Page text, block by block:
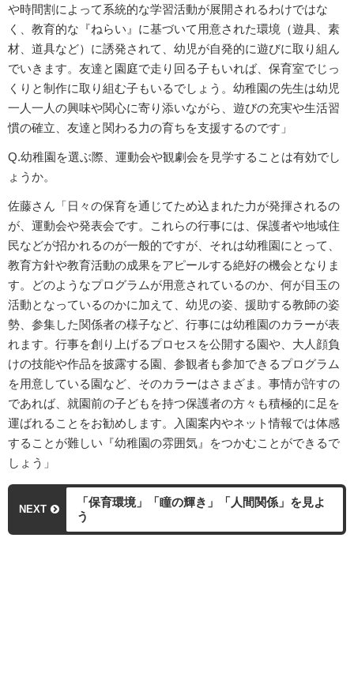
や時間割によって系統的な学習活動が展開されるわけではな
く、教育的な『ねらい』に基づいて用意された環境（遊具、素
材、道具など）に誘発されて、幼児が自発的に遊びに取り組ん
でいきます。友達と園庭で走り回る子もいれば、保育室でじっ
くりと制作に取り組む子もいるでしょう。幼稚園の先生は幼児
一人一人の興味や関心に寄り添いながら、遊びの充実や生活習
慣の確立、友達と関わる力の育ちを支援するのです」
Q.幼稚園を選ぶ際、運動会や観劇会を見学することは有効でし
ょうか。
佐藤さん「日々の保育を通じてため込まれた力が発揮されるの
が、運動会や発表会です。これらの行事には、保護者や地域住
民などが招かれるのが一般的ですが、それは幼稚園にとって、
教育方針や教育活動の成果をアピールする絶好の機会となりま
す。どのようなプログラムが用意されているのか、何が目玉の
活動となっているのかに加えて、幼児の姿、援助する教師の姿
勢、参集した関係者の様子など、行事には幼稚園のカラーが表
れます。行事を創り上げるプロセスを公開する園や、大人顔負
けの技能や作品を披露する園、参観者も参加できるプログラム
を用意している園など、そのカラーはさまざま。事情が許すの
であれば、就園前の子どもを持つ保護者の方々も積極的に足を
運ばれることをお勧めします。入園案内やネット情報では体感
することが難しい『幼稚園の雰囲気』をつかむことができるで
しょう」
NEXT
「保育環境」「瞳の輝き」「人間関係」を見よ
う